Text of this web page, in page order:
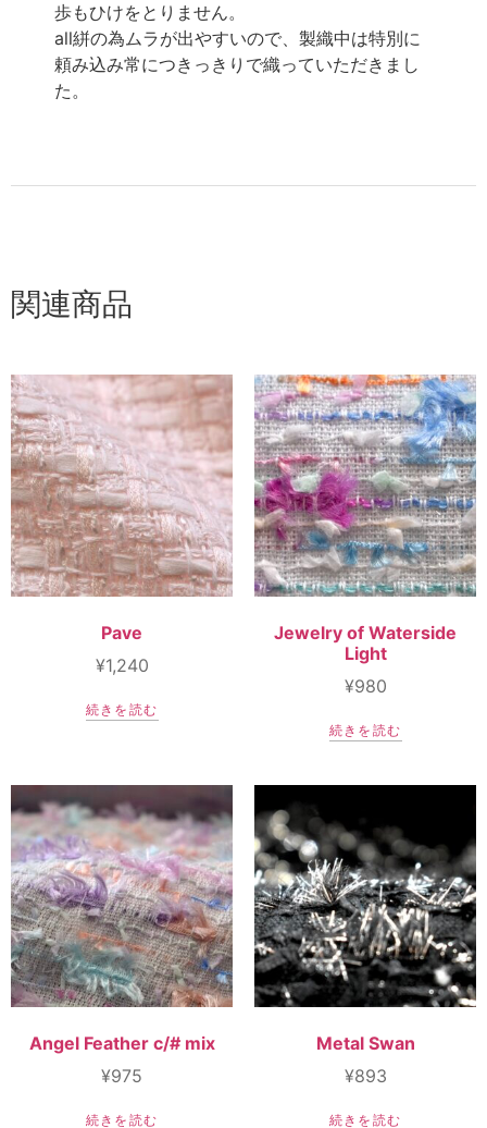
歩もひけをとりません。
all絣の為ムラが出やすいので、製織中は特別に
頼み込み常につきっきりで織っていただきまし
た。
関連商品
Pave
¥1,240
続きを読む
Jewelry of Waterside
Light
¥980
続きを読む
Angel Feather c/# mix
¥975
続きを読む
Metal Swan
¥893
続きを読む